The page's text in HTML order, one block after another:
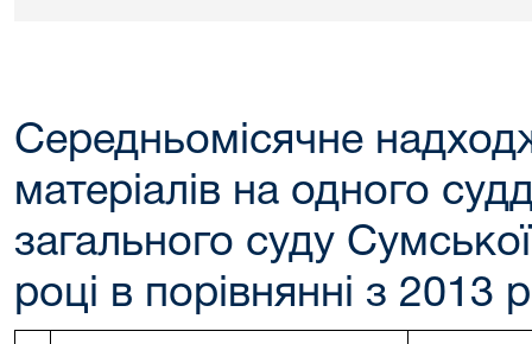
Середньомісячне
матеріалів на одного
загального суду
році в порівнянні з 2013